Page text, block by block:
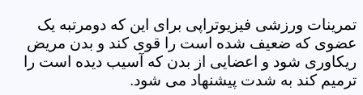
تمرینات ورزشی فیزیوتراپی برای این که دومرتبه یک
عضوی که ضعیف شده است را قوی کند و بدن مریض
ریکاوری شود و اعضایی از بدن که آسیب دیده است را
ترمیم کند به شدت پیشنهاد می شود.